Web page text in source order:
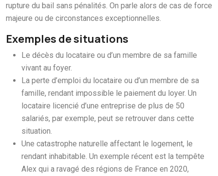
rupture du bail sans pénalités. On parle alors de cas de force
majeure ou de circonstances exceptionnelles.
Exemples de situations
Le décès du locataire ou d’un membre de sa famille
vivant au foyer.
La perte d’emploi du locataire ou d’un membre de sa
famille, rendant impossible le paiement du loyer. Un
locataire licencié d’une entreprise de plus de 50
salariés, par exemple, peut se retrouver dans cette
situation.
Une catastrophe naturelle affectant le logement, le
rendant inhabitable. Un exemple récent est la tempête
Alex qui a ravagé des régions de France en 2020,